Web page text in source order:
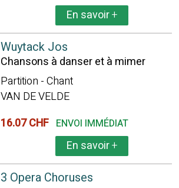
En savoir+
Wuytack Jos
Chansons à danser et à mimer
Partition - Chant
VAN DE VELDE
16.07 CHF ENVOI IMMÉDIAT
En savoir+
3 Opera Choruses